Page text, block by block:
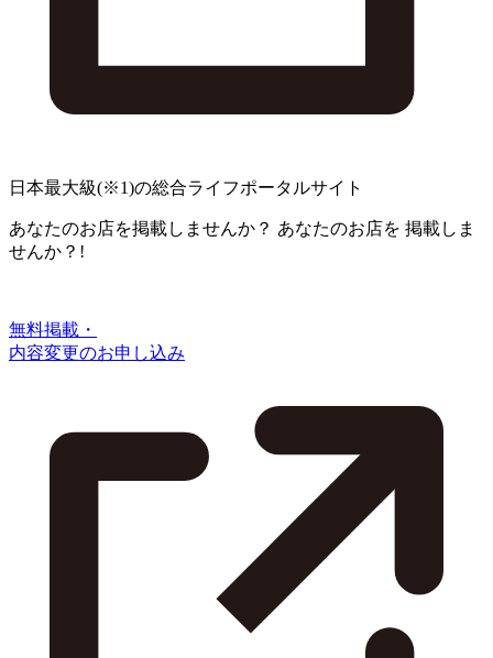
日本最大級(※1)の総合ライフポータルサイト
あなたのお店を掲載しませんか？ あなたのお店を 掲載しま
せんか？!
無料掲載・
内容変更のお申し込み